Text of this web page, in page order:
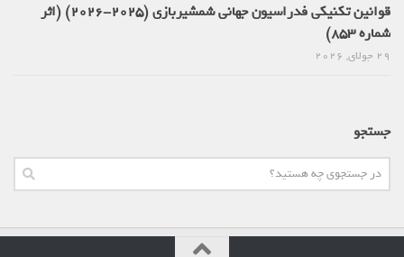
قوانین تکنیکی فدراسیون جهانی شمشیربازی (2025-2026) (اثر
شماره 853)
جستجو